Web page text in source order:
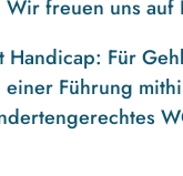
freuen uns auf
Für
Führung